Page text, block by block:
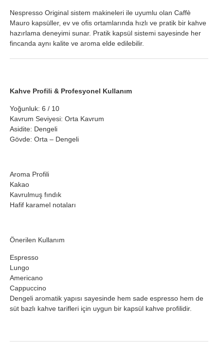
Nespresso Original sistem makineleri ile uyumlu olan Caffè
Mauro kapsüller, ev ve ofis ortamlarında hızlı ve pratik bir kahve
hazırlama deneyimi sunar. Pratik kapsül sistemi sayesinde her
fincanda aynı kalite ve aroma elde edilebilir.
Kahve Profili & Profesyonel Kullanım
Yoğunluk: 6 / 10
Kavrum Seviyesi: Orta Kavrum
Asidite: Dengeli
Gövde: Orta – Dengeli
Aroma Profili
Kakao
Kavrulmuş fındık
Hafif karamel notaları
Önerilen Kullanım
Espresso
Lungo
Americano
Cappuccino
Dengeli aromatik yapısı sayesinde hem sade espresso hem de
süt bazlı kahve tarifleri için uygun bir kapsül kahve profilidir.